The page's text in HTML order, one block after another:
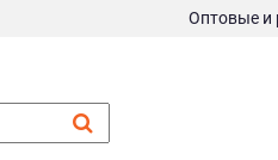
Оптовые и